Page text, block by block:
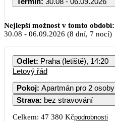
Nejlepší možnost v tomto období:
30.08 - 06.09.2026 (8 dní, 7 nocí)
Odlet: Praha (letiště), 14:20
Letový řád
Pokoj: Apartmán pro 2 osoby
Strava: bez stravování
Celkem: 47 380 Kčpodrobnosti